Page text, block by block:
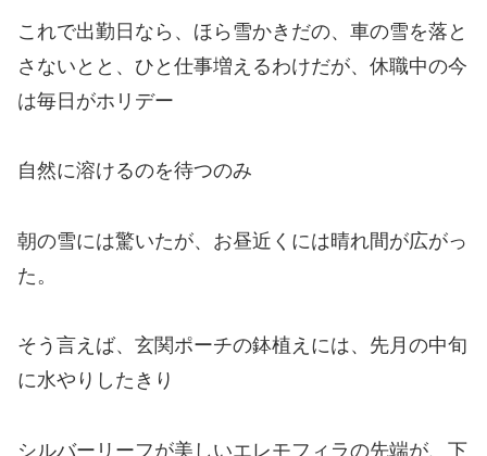
これで出勤日なら、ほら雪かきだの、車の雪を落と
さないとと、ひと仕事増えるわけだが、休職中の今
は毎日がホリデー
自然に溶けるのを待つのみ
朝の雪には驚いたが、お昼近くには晴れ間が広がっ
た。
そう言えば、玄関ポーチの鉢植えには、先月の中旬
に水やりしたきり
シルバーリーフが美しいエレモフィラの先端が、下